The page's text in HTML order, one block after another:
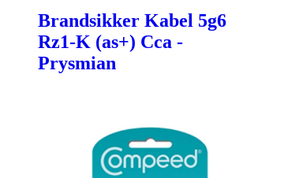
Brandsikker Kabel 5g6
Rz1-K (as+) Cca -
Prysmian